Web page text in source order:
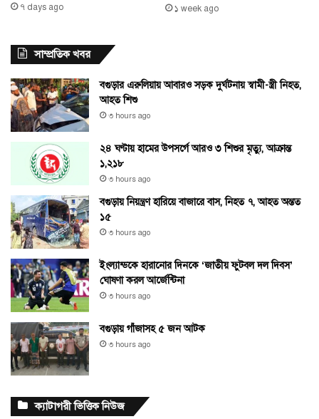
৭ days ago ১ week ago
সাম্প্রতিক খবর
বগুড়ার এরুলিয়ায় আবারও সড়ক দুর্ঘটনায় স্বামী-স্ত্রী নিহত,
আহত শিশু
৩ hours ago
২৪ ঘণ্টায় হামের উপসর্গে আরও ৩ শিশুর মৃত্যু, আক্রান্ত
১,২১৮
৩ hours ago
বগুড়ায় নিয়ন্ত্রণ হারিয়ে বাজারে বাস, নিহত ৭, আহত অন্তত
১৫
৩ hours ago
ইংল্যান্ডকে হারানোর দিনকে ‘জাতীয় ফুটবল দল দিবস’
ঘোষণা করল আর্জেন্টিনা
৩ hours ago
বগুড়ায় গাঁজাসহ ৫ জন আটক
৩ hours ago
ক্যাটাগরী ভিত্তিক নিউজ